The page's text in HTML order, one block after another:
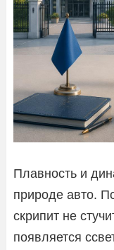
Плавность и
природе авто.
скрипит не
появляется